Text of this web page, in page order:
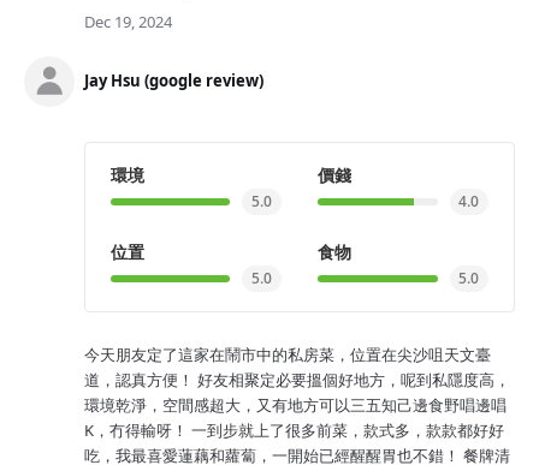
Dec 19, 2024
Jay Hsu (google review)
環境
5.0
價錢
4.0
位置
5.0
食物
5.0
今天朋友定了這家在鬧市中的私房菜，位置在尖沙咀天文臺
道，認真方便！ 好友相聚定必要搵個好地方，呢到私隱度高，
環境乾淨，空間感超大，又有地方可以三五知己邊食野唱邊唱
K，冇得輸呀！ 一到步就上了很多前菜，款式多，款款都好好
吃，我最喜愛蓮藕和蘿蔔，一開始已經醒醒胃也不錯！ 餐牌清